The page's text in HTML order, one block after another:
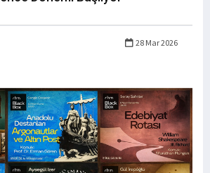
28 Mar 2026